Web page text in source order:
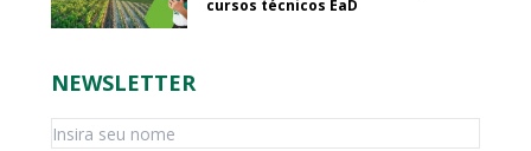
cursos técnicos EaD
NEWSLETTER